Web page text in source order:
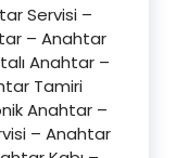
Servisi –
– Anahtar
Anahtar –
Tamiri
Anahtar –
– Anahtar